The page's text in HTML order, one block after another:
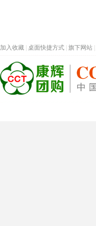
加入收藏 桌面快捷方式 旗下网站